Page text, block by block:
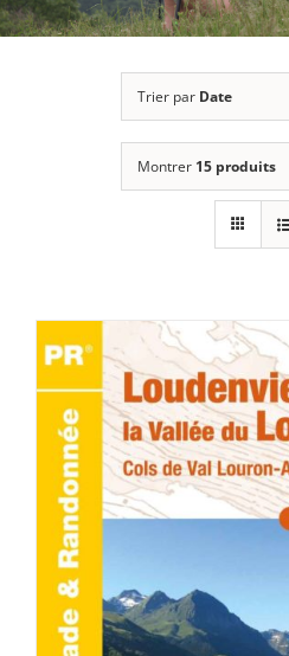
Trier par Date
Montrer 15 produits